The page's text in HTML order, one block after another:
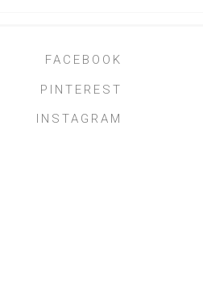
FACEBOOK
PINTEREST
INSTAGRAM